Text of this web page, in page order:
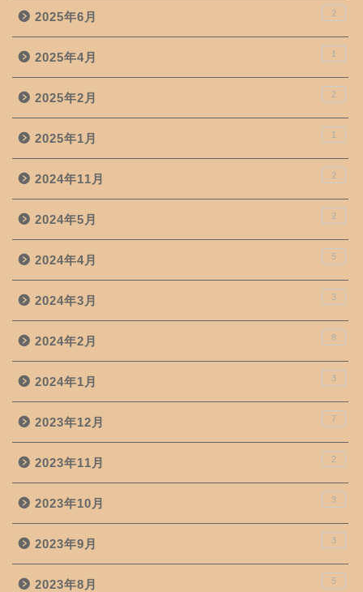
2025年6月 2
2025年4月 1
2025年2月 2
2025年1月 1
2024年11月 2
2024年5月 2
2024年4月 5
2024年3月 3
2024年2月 8
2024年1月 3
2023年12月 7
2023年11月 2
2023年10月 3
2023年9月 3
2023年8月 5